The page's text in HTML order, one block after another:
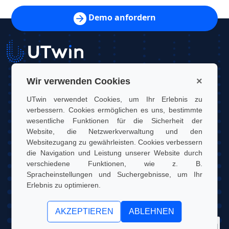
Wir verwenden Cookies ×
UTwin verwendet Cookies, um Ihr Erlebnis zu
verbessern. Cookies ermöglichen es uns, bestimmte
wesentliche Funktionen für die Sicherheit der
Website, die Netzwerkverwaltung und den
Websitezugang zu gewährleisten. Cookies verbessern
die Navigation und Leistung unserer Website durch
verschiedene Funktionen, wie z. B.
Spracheinstellungen und Suchergebnisse, um Ihr
Erlebnis zu optimieren.
AKZEPTIEREN ABLEHNEN
Demo anfordern
Kontakt: info@utwin.it
MwSt.: 12255450012
Rechtsadresse: Via Davide Bertolotti, 7, 10121, Turin, Italien
Betriebsadresse: OGR Tech, Corso Castelfidardo 22, 10128,
Turin, Italien
UTwin S.r.l. | © UTWIN 2026, Alle Rechte vorbehalten